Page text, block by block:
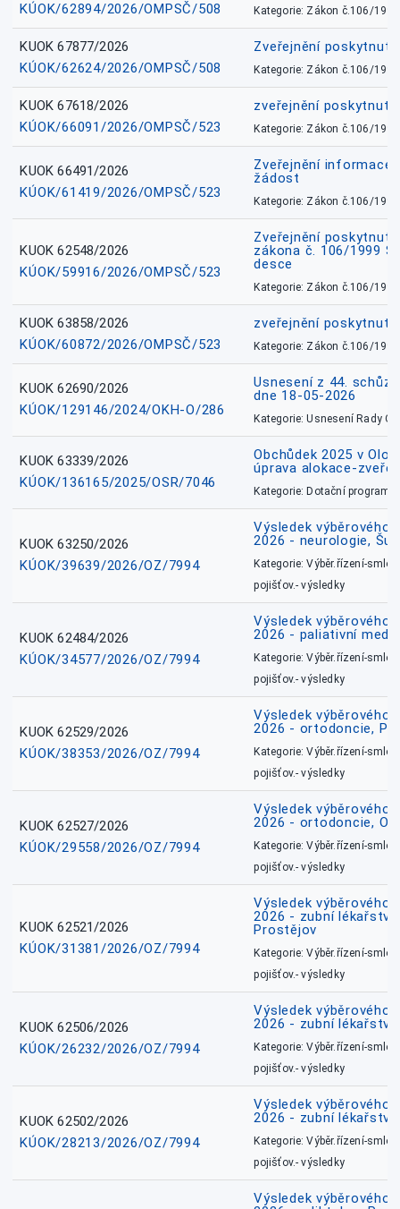
KÚOK/62894/2026/OMPSČ/508
Kategorie: Zákon č.106/1999
KUOK 67877/2026
KÚOK/62624/2026/OMPSČ/508
Zveřejnění
Kategorie: Zákon č.106/1999
KUOK 67618/2026
KÚOK/66091/2026/OMPSČ/523
zveřejnění
Kategorie: Zákon č.106/1999
KUOK 66491/2026
KÚOK/61419/2026/OMPSČ/523
Zveřejnění informace
žádost
Kategorie: Zákon č.106/1999
KUOK 62548/2026
KÚOK/59916/2026/OMPSČ/523
Zveřejnění
zákona č. 106/1999
desce
Kategorie: Zákon č.106/1999
KUOK 63858/2026
KÚOK/60872/2026/OMPSČ/523
zveřejnění
Kategorie: Zákon č.106/1999
KUOK 62690/2026
KÚOK/129146/2024/OKH-O/286
Usnesení z 44.
dne 18-05-2026
Kategorie: Usnesení Rady
KUOK 63339/2026
KÚOK/136165/2025/OSR/7046
Obchůdek 2025 v
úprava alokace-
Kategorie: Dotační
KUOK 63250/2026
KÚOK/39639/2026/OZ/7994
Výsledek výběrového
2026 - neurologie,
Kategorie: Výběr.řízení-
pojišťov.- výsledky
KUOK 62484/2026
KÚOK/34577/2026/OZ/7994
Výsledek výběrového
2026 - paliativní
Kategorie: Výběr.řízení-
pojišťov.- výsledky
KUOK 62529/2026
KÚOK/38353/2026/OZ/7994
Výsledek výběrového
2026 - ortodoncie,
Kategorie: Výběr.řízení-
pojišťov.- výsledky
KUOK 62527/2026
KÚOK/29558/2026/OZ/7994
Výsledek výběrového
2026 - ortodoncie,
Kategorie: Výběr.řízení-
pojišťov.- výsledky
KUOK 62521/2026
KÚOK/31381/2026/OZ/7994
Výsledek výběrového
2026 - zubní
Prostějov
Kategorie: Výběr.řízení-
pojišťov.- výsledky
KUOK 62506/2026
KÚOK/26232/2026/OZ/7994
Výsledek výběrového
2026 - zubní
Kategorie: Výběr.řízení-
pojišťov.- výsledky
KUOK 62502/2026
KÚOK/28213/2026/OZ/7994
Výsledek výběrového
2026 - zubní
Kategorie: Výběr.řízení-
pojišťov.- výsledky
Výsledek výběrového